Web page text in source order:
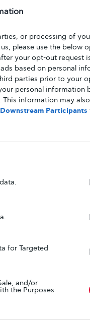
or processing of
please use the below
your opt-out request
based on personal
parties prior to your
personal information
This information may
Participants
for Targeted
and/or
the Purposes
ευλυγισία
ελαστικοί» όσον
πρόγραμμά μας και
για
με θέμα το